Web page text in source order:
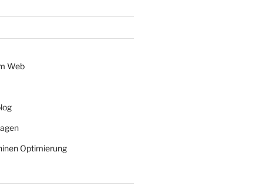
Web
Optimierung